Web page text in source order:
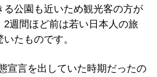
る公園も近いため観光客の方が
2週間ほど前は若い日本人の旅
たものです。
宣言を出していた時期だったの